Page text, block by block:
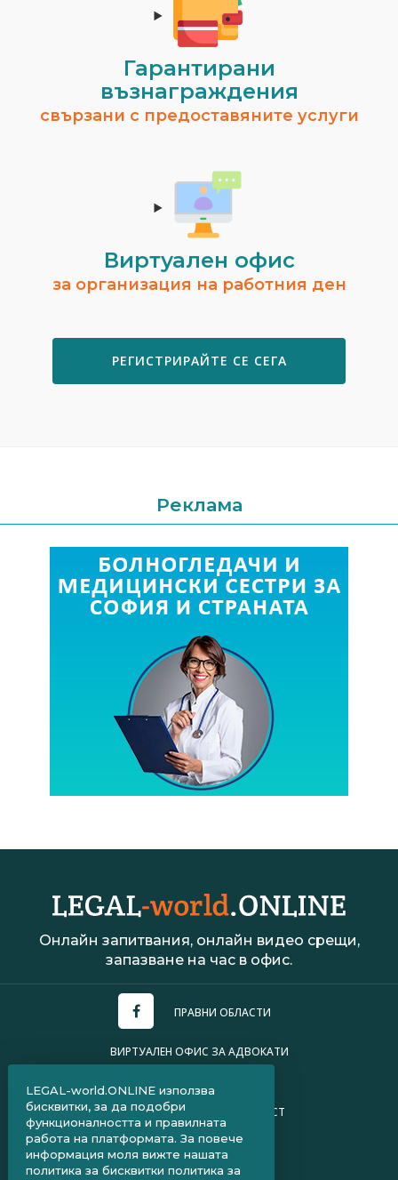
Гарантирани
възнаграждения
свързани с предоставяните услуги
Виртуален офис
за организация на работния ден
РЕГИСТРИРАЙТЕ СЕ СЕГА
Реклама
Онлайн запитвания, онлайн видео срещи,
запазване на час в офис.
ПРАВНИ ОБЛАСТИ
ВИРТУАЛЕН ОФИС ЗА АДВОКАТИ
ПОЛИТИКА ЗА ПОВЕРИТЕЛНОСТ
ЧЗВ ЗА КЛИЕНТИ
ЧЗВ ЗА АДВОКАТИ
LEGAL-world.ONLINE използва
бисквитки, за да подобри
функционалността и правилната
работа на платформата. За повече
информация моля вижте нашата
политика за бисквитки политика за